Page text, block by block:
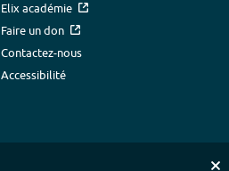
Elix académie
Faire un don
Contactez-nous
Accessibilité